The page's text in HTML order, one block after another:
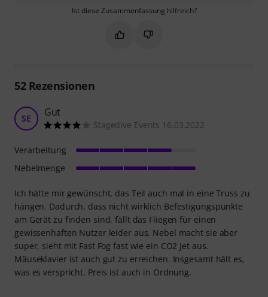
Ist diese Zusammenfassung hilfreich?
Markieren Sie diese
Markieren Sie diese
52Rezensionen
SE Gut
Stagedive Events 16.03.2022
Ich hätte mir gewünscht, das Teil auch mal in eine Truss zu
hängen. Dadurch, dass nicht wirklich Befestigungspunkte
am Gerät zu finden sind, fällt das Fliegen für einen
gewissenhaften Nutzer leider aus. Nebel macht sie aber
super, sieht mit Fast Fog fast wie ein CO2 Jet aus.
Mäuseklavier ist auch gut zu erreichen. Insgesamt hält es,
was es verspricht. Preis ist auch in Ordnung.
Verarbeitung
Nebelmenge